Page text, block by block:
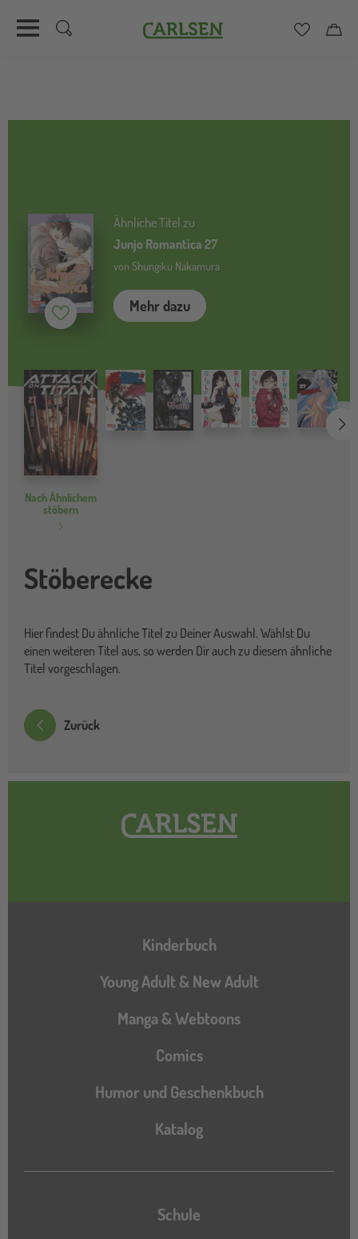
Carlsen
Ähnliche Titel zu
Junjo Romantica 27
von Shungiku Nakamura
Mehr dazu
Merken ( inaktiv)
Nach Ähnlichem
stöbern
Stöberecke
Hier findest Du ähnliche Titel zu Deiner Auswahl. Wählst Du
einen weiteren Titel aus, so werden Dir auch zu diesem ähnliche
Titel vorgeschlagen.
Zurück
Hauptnavigation
Kinderbuch
Young Adult & New Adult
Manga & Webtoons
Comics
Humor und Geschenkbuch
Katalog
Katalog
Schule